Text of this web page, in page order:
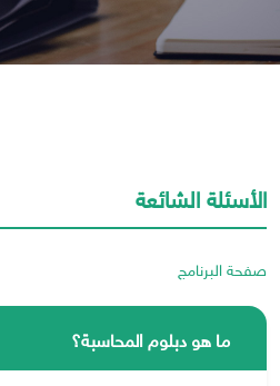
الأسئلة الشائعة
صفحة البرنامج
ما هو دبلوم المحاسبة؟